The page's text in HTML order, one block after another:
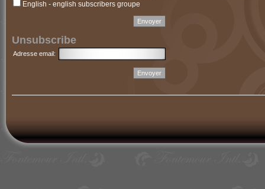
English - english subscribers groupe
Unsubscribe
Adresse email: